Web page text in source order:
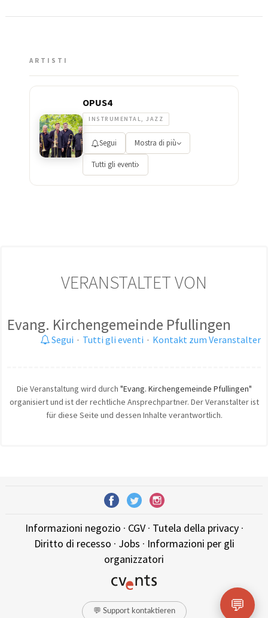
ARTISTI
OPUS4
INSTRUMENTAL, JAZZ
Segui Mostra di più
Tutti gli eventi
VERANSTALTET VON
Evang. Kirchengemeinde Pfullingen
Segui · Tutti gli eventi · Kontakt zum Veranstalter
Die Veranstaltung wird durch "Evang. Kirchengemeinde Pfullingen"
organisiert und ist der rechtliche Ansprechpartner. Der Veranstalter ist
für diese Seite und dessen Inhalte verantwortlich.
Informazioni negozio · CGV· Tutela della privacy·
Diritto di recesso · Jobs · Informazioni per gli
organizzatori
💬 Support kontaktieren 💬